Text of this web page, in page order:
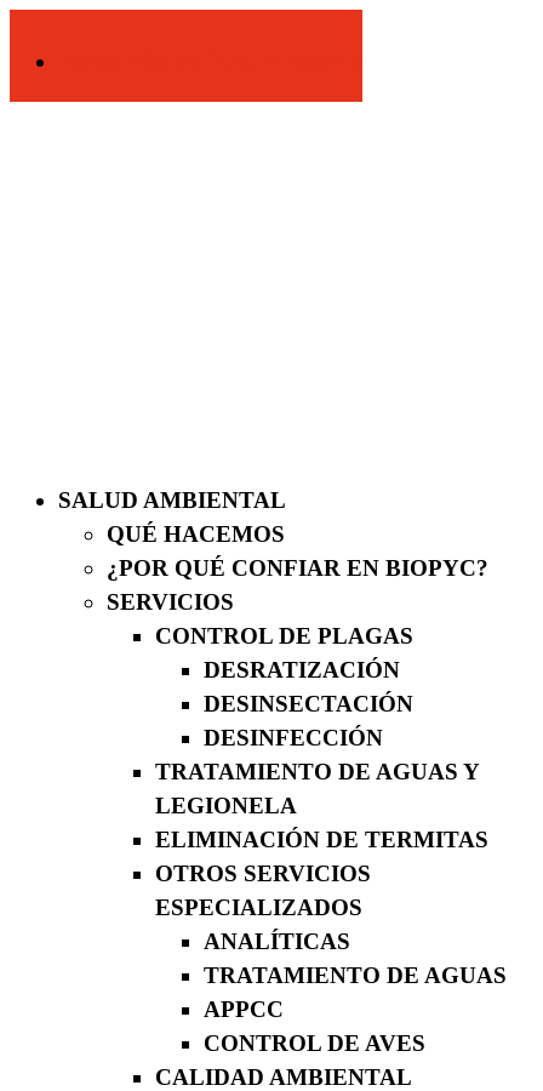
SALUD AMBIENTAL
QUÉ HACEMOS
¿POR QUÉ CONFIAR EN BIOPYC?
SERVICIOS
CONTROL DE PLAGAS
DESRATIZACIÓN
DESINSECTACIÓN
DESINFECCIÓN
TRATAMIENTO DE AGUAS Y
LEGIONELA
ELIMINACIÓN DE TERMITAS
OTROS SERVICIOS
ESPECIALIZADOS
ANALÍTICAS
TRATAMIENTO DE AGUAS
APPCC
CONTROL DE AVES
CALIDAD AMBIENTAL